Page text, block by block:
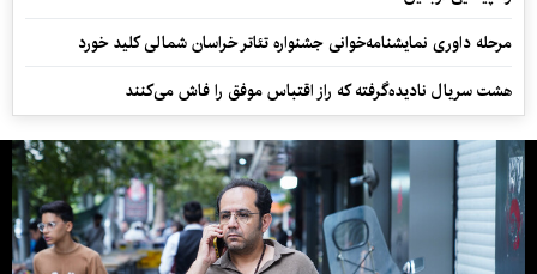
مرحله داوری نمایشنامه‌خوانی جشنواره تئاتر خراسان شمالی کلید خورد
هشت سریال نادیده‌گرفته که راز اقتباس موفق را فاش می‌کنند